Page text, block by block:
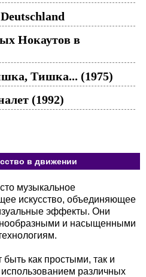
Нокаутов в
Тишка... (1975)
(1992)
в движении
музыкальное
искусство, объединяющее
эффекты. Они
и насыщенными
как простыми, так и
различных